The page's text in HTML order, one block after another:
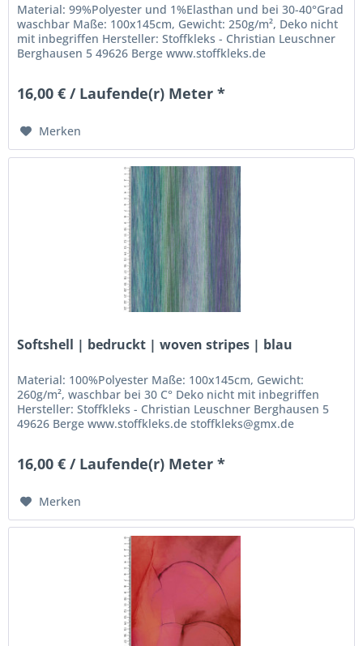
Material: 99%Polyester und 1%Elasthan und bei 30-40°Grad
waschbar Maße: 100x145cm, Gewicht: 250g/m², Deko nicht
mit inbegriffen Hersteller: Stoffkleks - Christian Leuschner
Berghausen 5 49626 Berge www.stoffkleks.de
16,00 € / Laufende(r) Meter *
Merken
Softshell | bedruckt | woven stripes | blau
Material: 100%Polyester Maße: 100x145cm, Gewicht:
260g/m², waschbar bei 30 C° Deko nicht mit inbegriffen
Hersteller: Stoffkleks - Christian Leuschner Berghausen 5
49626 Berge www.stoffkleks.de stoffkleks@gmx.de
16,00 € / Laufende(r) Meter *
Merken